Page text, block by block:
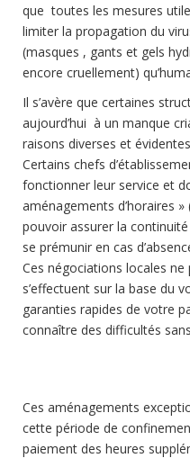
que toutes les mesures
limiter la propagation du
(masques , gants et gels
encore cruellement)
Il s’avère que certaines
aujourd’hui à un manque
raisons diverses et
Certains chefs
fonctionner leur service et
aménagements d’horaires
pouvoir assurer la
se prémunir en cas
Ces négociations locales
s’effectuent sur la base du
garanties rapides de votre
connaître des difficultés
Ces aménagements
cette période de
paiement des heures